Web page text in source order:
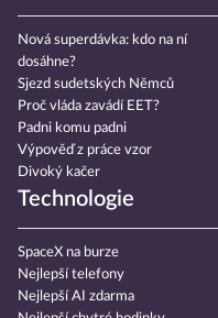
Nová superdávka: kdo na ní
dosáhne?
Sjezd sudetských Němců
Proč vláda zavádí EET?
Padni komu padni
Výpověď z práce vzor
Divoký kačer
Technologie
SpaceX na burze
Nejlepší telefony
Nejlepší AI zdarma